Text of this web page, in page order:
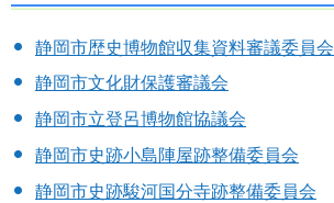
静岡市歴史博物館収集資料審議委員会
静岡市文化財保護審議会
静岡市立登呂博物館協議会
静岡市史跡小島陣屋跡整備委員会
静岡市史跡駿河国分寺跡整備委員会